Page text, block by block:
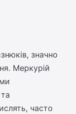
значно
Меркурій
часто